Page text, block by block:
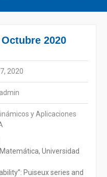
2020
2020
y Aplicaciones
Universidad
Puiseux series and